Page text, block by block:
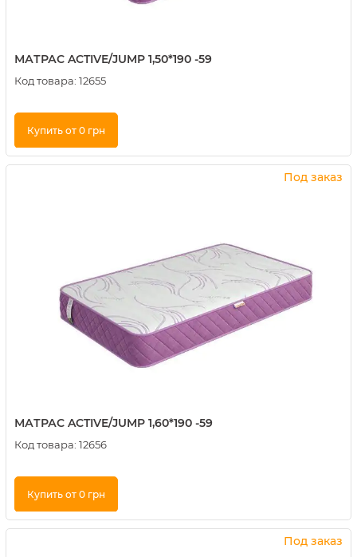
МАТРАС ACTIVE/JUMP 1,50*190 -59
Код товара: 12655
Купить от 0 грн
Купить в 1 клик
Под заказ
МАТРАС ACTIVE/JUMP 1,60*190 -59
Код товара: 12656
Купить от 0 грн
Купить в 1 клик
Под заказ